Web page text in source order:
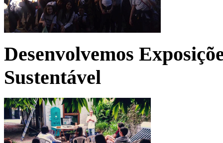
Desenvolvemos
Sustentável